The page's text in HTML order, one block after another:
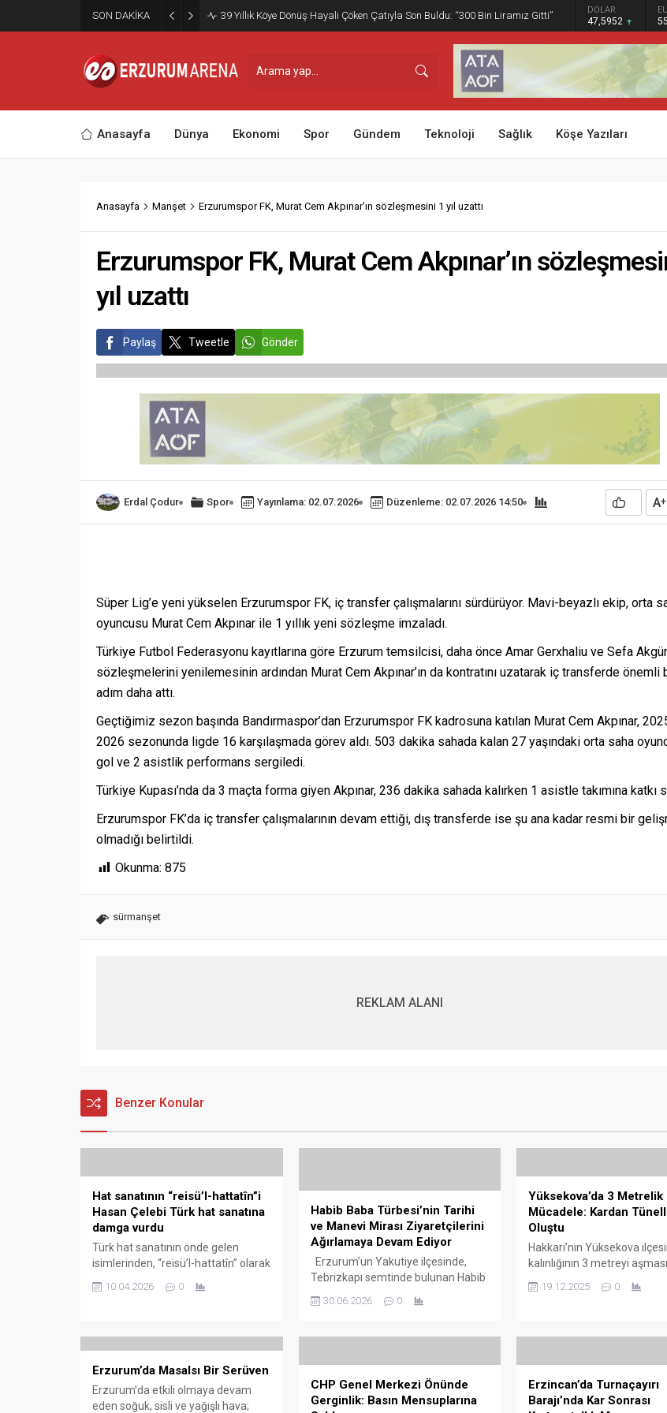
SON DAKİKA 39 Yıllık Köye Dönüş Hayali Çöken Çatıyla Son Buldu: “300 Bin Liramız Gitti”
GRAM ALTIN
6.528,76
DOLAR
47,5952
Anasayfa Dünya Ekonomi Spor Gündem Teknoloji Sağlık Köşe Yazıları
Anasayfa Manşet Erzurumspor FK, Murat Cem Akpınar’ın sözleşmesini 1 yıl uzattı
Erzurumspor FK, Murat Cem Akpınar’ın
yıl uzattı
Paylaş Tweetle Gönder
Erdal Çodur Spor Yayınlama: 02.07.2026 Düzenleme: 02.07.2026 14:50 A+
Süper Lig’e yeni yükselen Erzurumspor FK, iç transfer çalışmalarını sürdürüyor. Mavi-beyazlı ekip, orta
oyuncusu Murat Cem Akpınar ile 1 yıllık yeni sözleşme imzaladı.
Türkiye Futbol Federasyonu kayıtlarına göre Erzurum temsilcisi, daha önce Amar Gerxhaliu ve Sefa
sözleşmelerini yenilemesinin ardından Murat Cem Akpınar’ın da kontratını uzatarak iç transferde önemli
adım daha attı.
Geçtiğimiz sezon başında Bandırmaspor’dan Erzurumspor FK kadrosuna katılan Murat Cem Akpınar,
2026 sezonunda ligde 16 karşılaşmada görev aldı. 503 dakika sahada kalan 27 yaşındaki orta saha
gol ve 2 asistlik performans sergiledi.
Türkiye Kupası’nda da 3 maçta forma giyen Akpınar, 236 dakika sahada kalırken 1 asistle takımına katkı
Erzurumspor FK’da iç transfer çalışmalarının devam ettiği, dış transferde ise şu ana kadar resmi bir
olmadığı belirtildi.
Okunma: 875
sürmanşet
REKLAM ALANI
Benzer Konular
Hat sanatının “reisü’l-hattatîn”i
Hasan Çelebi Türk hat sanatına
damga vurdu
Türk hat sanatının önde gelen
isimlerinden, “reisü’l-hattatîn” olarak
tarihinde İstanbul’da 87 yaşında
yurt dışında önemli eserlere imza
attı. 1937 yılında Oltu ilçesine bağlı
İnci...
10.04.2026 0
Habib Baba Türbesi’nin Tarihi
ve Manevi Mirası Ziyaretçilerini
Ağırlamaya Devam Ediyor
Erzurum’un Yakutiye ilçesinde,
Tebrizkapı semtinde bulunan Habib
dokusu hem de halk arasında
kentin en önemli ziyaret
Türbesi olan yapı, 19. yüzyılda
burada defnedilen mutasavvıf
30.06.2026 0
Yüksekova’da 3 Metrelik
Mücadele: Kardan
Oluştu
Hakkari’nin Yüksekova
kalınlığının 3 metreyi aşması
yüksek rakımlı bölgelerde
kardan oluşan tünelleri
belirtti. Karla mücadele
19.12.2025 0
Erzurum’da Masalsı Bir Serüven
Erzurum’da etkili olmaya devam
eden soğuk, sisli ve yağışlı hava;
CHP Genel Merkezi Önünde
Gerginlik: Basın Mensuplarına
Erzincan’da Turnaçayırı
Barajı’nda Kar Sonrası